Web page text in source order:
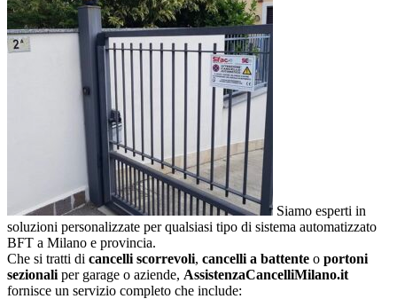
Siamo esperti in
soluzioni personalizzate per qualsiasi tipo di sistema automatizzato
BFT a Milano e provincia.
Che si tratti di cancelli scorrevoli, cancelli a battente o portoni
sezionali per garage o aziende, AssistenzaCancelliMilano.it
fornisce un servizio completo che include: